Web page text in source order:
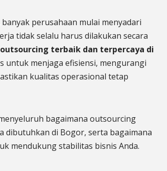
perusahaan mulai menyadari
tidak selalu harus dilakukan secara
terbaik dan terpercaya di
untuk menjaga efisiensi, mengurangi
kualitas operasional tetap
bagaimana outsourcing
dibutuhkan di Bogor, serta bagaimana
mendukung stabilitas bisnis Anda.